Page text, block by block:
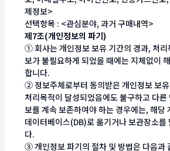
제정보>
선택항목 : <관심분야, 과거 구매내역>
제7조(개인정보의 파기)
① 회사는 개인정보 보유 기간의 경과, 처리
보가 불필요하게 되었을 때에는 지체없이
합니다.
② 정보주체로부터 동의받은 개인정보 보
처리목적이 달성되었음에도 불구하고 다른
보를 계속 보존하여야 하는 경우에는, 해당
데이터베이스(DB)로 옮기거나 보관장소를
다.
③ 개인정보 파기의 절차 및 방법은 다음과